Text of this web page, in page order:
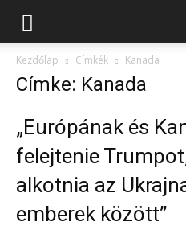
Kezdőlap Címkék Kanada
Címke: Kanada
„Európának és
felejtenie
alkotnia az
emberek között”